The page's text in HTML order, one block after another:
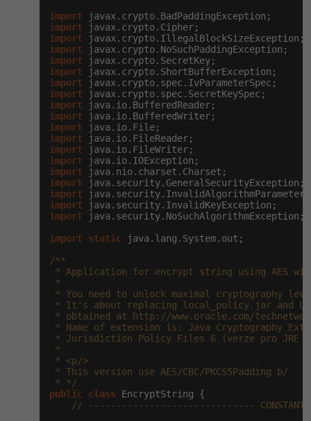
Kryptoměny -25%
Copywriting -30%
MS Office -80%
Google Dokumenty
Time management
Windows
Linux
Sítě
Kybernetická bezpečnost
Elektronický podpis
Fórum
Blender -80%
Inkscape
Fotografování -80%
Video
Ostatní
Fórum
import
import
import
import
import
import
import
import
import
import
import
import
import
import
import
import
import
import
import java.security.NoSuchAlgorithmException;
import
static java.lang.System.out;
/**
* Application for encrypt string using AES
*
* You need to unlock maximal cryptography
* It's about replacing local_policy.jar and
* obtained at http://www.oracle.com/
* Name of extension is: Java Cryptography
* Jurisdiction Policy Files 6 (verze pro JRE
*
* <p/>
* This version use AES/CBC/PKCS5Padding b/
* */
public
class EncryptString {
// ------------------------------